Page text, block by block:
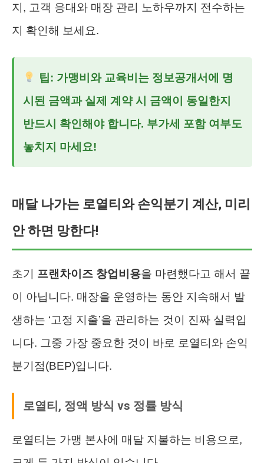
지, 고객 응대와 매장 관리 노하우까지 전수하는
지 확인해 보세요.
팁: 가맹비와 교육비는 정보공개서에 명
시된 금액과 실제 계약 시 금액이 동일한지
반드시 확인해야 합니다. 부가세 포함 여부도
놓치지 마세요!
매달 나가는 로열티와 손익분기 계산, 미리
안 하면 망한다!
초기 프랜차이즈 창업비용을 마련했다고 해서 끝
이 아닙니다. 매장을 운영하는 동안 지속해서 발
생하는 ‘고정 지출’을 관리하는 것이 진짜 실력입
니다. 그중 가장 중요한 것이 바로 로열티와 손익
분기점(BEP)입니다.
로열티, 정액 방식 vs 정률 방식
로열티는 가맹 본사에 매달 지불하는 비용으로,